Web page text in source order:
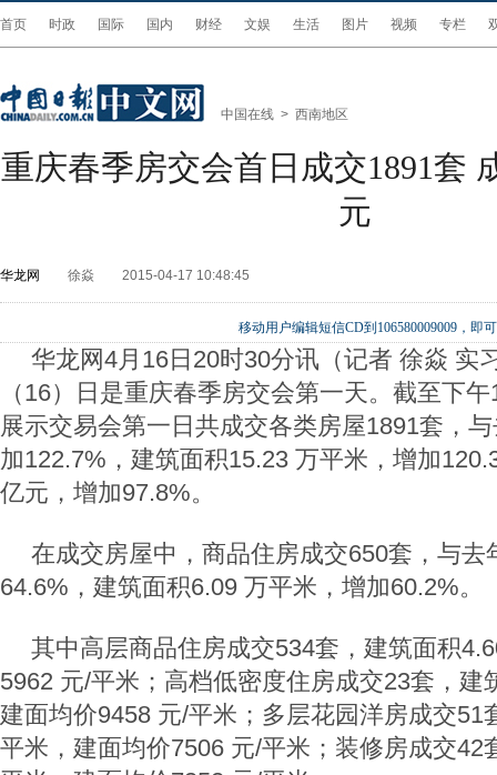
首页 时政 国际 国内 财经 文娱 生活 图片 视频 专栏
中国在线 > 西南地区
重庆春季房交会首日成交1891套
元
华龙网 徐焱 2015-04-17 10:48:45
移动用户编辑短信CD到106580009009，即
华龙网4月16日20时30分讯（记者 徐焱 实
（16）日是重庆春季房交会第一天。截至下
展示交易会第一日共成交各类房屋1891套，
加122.7%，建筑面积15.23 万平米，增加
亿元，增加97.8%。
在成交房屋中，商品住房成交650套，与去
64.6%，建筑面积6.09 万平米，增加60.2%。
其中高层商品住房成交534套，建筑面积
5962 元/平米；高档低密度住房成交23套，建
建面均价9458 元/平米；多层花园洋房成交51
平米，建面均价7506 元/平米；装修房成交42